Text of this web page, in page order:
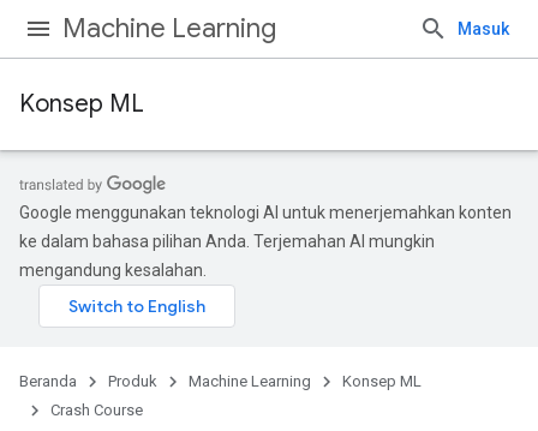
Machine Learning Masuk
Konsep ML
Google menggunakan teknologi AI untuk menerjemahkan konten
ke dalam bahasa pilihan Anda. Terjemahan AI mungkin
mengandung kesalahan.
Beranda Produk Machine Learning
Konsep ML
Crash Course